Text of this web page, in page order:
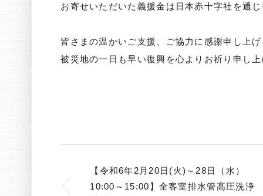
お寄せいただいた義援金は日本赤十字社を通
皆さまの温かいご支援、ご協力に感謝申し上
被災地の一日も早い復興を心よりお祈り申し
【令和6年2月20日(火)～28日（水）
10:00～15:00】全客室排水管高圧洗浄